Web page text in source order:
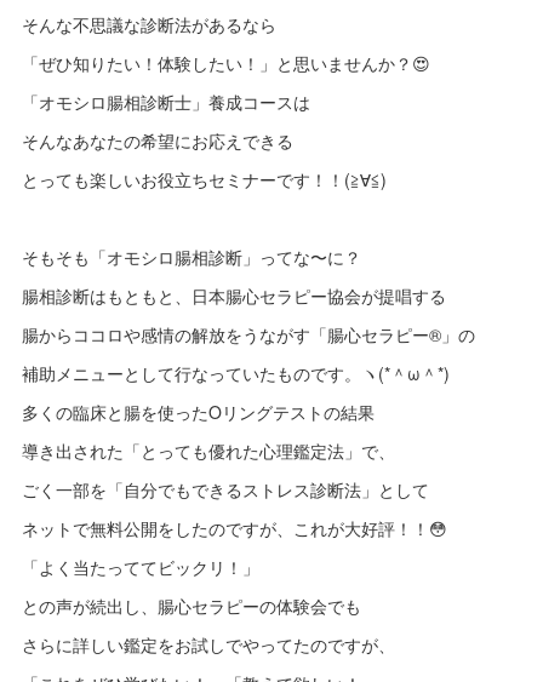
そんな不思議な診断法があるなら
「ぜひ知りたい！体験したい！」と思いませんか？😍
「オモシロ腸相診断士」養成コースは
そんなあなたの希望にお応えできる
とっても楽しいお役立ちセミナーです！！(≧∀≦)
そもそも「オモシロ腸相診断」ってな〜に？
腸相診断はもともと、日本腸心セラピー協会が提唱する
腸からココロや感情の解放をうながす「腸心セラピー®︎」の
補助メニューとして行なっていたものです。ヽ(*＾ω＾*)
多くの臨床と腸を使ったOリングテストの結果
導き出された「とっても優れた心理鑑定法」で、
ごく一部を「自分でもできるストレス診断法」として
ネットで無料公開をしたのですが、これが大好評！！😳
「よく当たっててビックリ！」
との声が続出し、腸心セラピーの体験会でも
さらに詳しい鑑定をお試しでやってたのですが、